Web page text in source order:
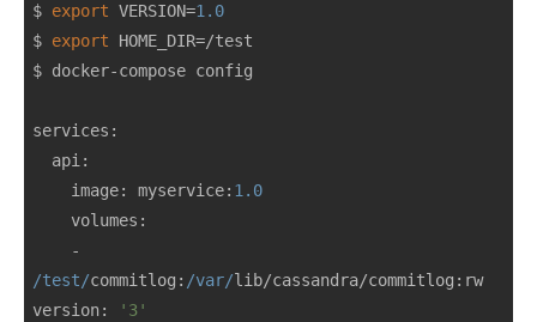
$ export VERSION=1.0
$ export HOME_DIR=/test
$ docker-compose config
services :
    image: myservice:
1.0
volumes :
/test/commitlog: /var/
version: '3'